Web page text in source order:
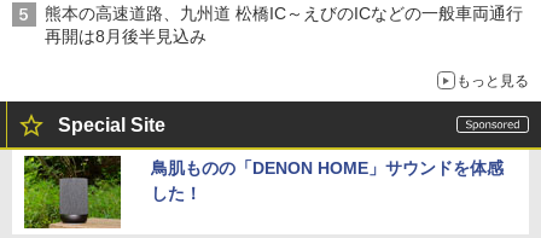
熊本の高速道路、九州道 松橋IC～えびのICなどの一般車両通行
再開は8月後半見込み
もっと見る
Special Site
鳥肌ものの「DENON HOME」サウンドを体感
した！